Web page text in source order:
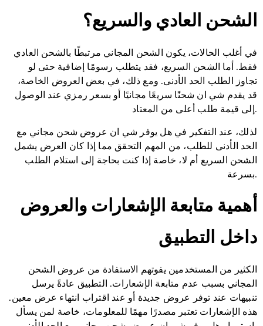
الشحن العادي والسريع؟
في أغلب الحالات، يكون الشحن المجاني مرتبطًا بالشحن العادي
فقط. أما الشحن السريع، فقد يتطلب رسومًا إضافية حتى لو
تجاوز الطلب الحد الأدنى. ومع ذلك، في بعض العروض الخاصة،
قد يقدم شي ان شحنًا سريعًا مجانيًا أو بسعر رمزي عند الوصول
إلى قيمة طلب أعلى من المعتاد.
لذلك، عند التفكير في هل يوفر شي ان عروض شحن مجاني مع
الحد الأدنى للطلب، من المهم التحقق مما إذا كان العرض يشمل
الشحن السريع أم لا، خاصة إذا كنت بحاجة إلى استلام الطلب
بسرعة.
أهمية متابعة الإشعارات والعروض
داخل التطبيق
الكثير من المستخدمين يفوتهم الاستفادة من عروض الشحن
المجاني بسبب عدم متابعة الإشعارات. التطبيق عادةً يرسل
تنبيهات عند توفر عروض جديدة أو عند اقتراب انتهاء عرض معين.
هذه الإشعارات تعتبر مصدرًا مهمًا للمعلومات، خاصة لمن يسأل